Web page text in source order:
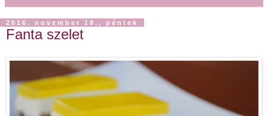
2016. november 18., péntek
Fanta szelet